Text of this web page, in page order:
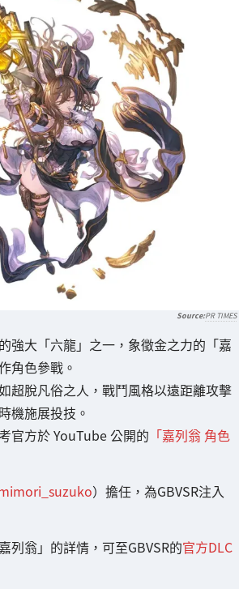
PR TIMES
強大「六龍」之一，象徵金之力的「嘉
角色參戰。
超脫凡俗之人，戰鬥風格以遠距離攻擊
機施展投技。
官方於 YouTube 公開的 「嘉列翁 角色
）擔任，為GBVSR注入
列翁」的詳情，可至GBVSR的官方DLC